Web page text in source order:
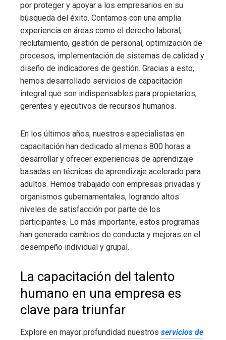
por proteger y apoyar a los empresarios en su
búsqueda del éxito. Contamos con una amplia
experiencia en áreas como el derecho laboral,
reclutamiento, gestión de personal, optimización de
procesos, implementación de sistemas de calidad y
diseño de indicadores de gestión. Gracias a esto,
hemos desarrollado servicios de capacitación
integral que son indispensables para propietarios,
gerentes y ejecutivos de recursos humanos.
En los últimos años, nuestros especialistas en
capacitación han dedicado al menos 800 horas a
desarrollar y ofrecer experiencias de aprendizaje
basadas en técnicas de aprendizaje acelerado para
adultos. Hemos trabajado con empresas privadas y
organismos gubernamentales, logrando altos
niveles de satisfacción por parte de los
participantes. Lo más importante, estos programas
han generado cambios de conducta y mejoras en el
desempeño individual y grupal.
La capacitación del talento
humano en una empresa es
clave para triunfar
Explore en mayor profundidad nuestros servicios de